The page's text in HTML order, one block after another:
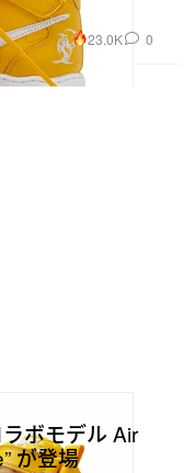
23.0K 0
ボモデル Air
が登場